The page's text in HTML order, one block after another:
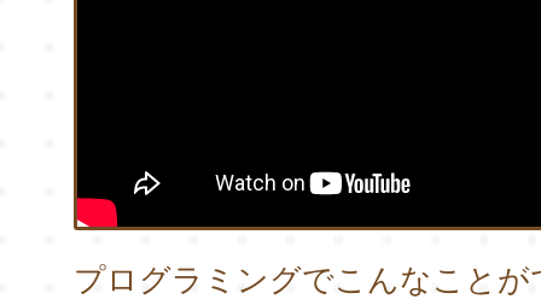
プログラミングでこんなことが